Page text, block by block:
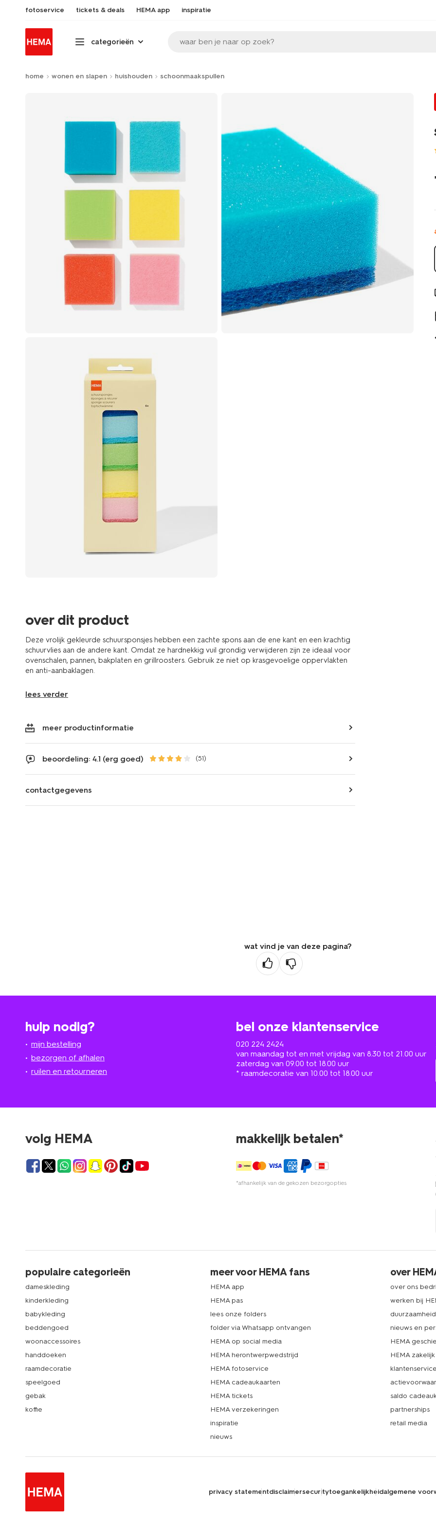
fotoservice tickets & deals HEMA app inspiratie
categorieën waar ben je naar op zoek?
home wonen en slapen huishouden schoonmaakspullen
over dit product
Deze vrolijk gekleurde schuursponsjes hebben een zachte spons aan de ene kant en een krachtig
schuurvlies aan de andere kant. Omdat ze hardnekkig vuil grondig verwijderen zijn ze ideaal voor
ovenschalen, pannen, bakplaten en grillroosters. Gebruik ze niet op krasgevoelige oppervlakten
en anti-aanbaklagen.
lees verder
meer productinformatie
beoordeling: 4.1 (erg goed) (51)
contactgegevens
wat vind je van deze pagina?
hulp nodig?
mijn bestelling
bezorgen of afhalen
ruilen en retourneren
bel onze klantenservice
020 224 2424
van maandag tot en met vrijdag van 8.30 tot 21.00 uur
zaterdag van 09.00 tot 18.00 uur
* raamdecoratie van 10.00 tot 18.00 uur
volg HEMA makkelijk betalen*
*afhankelijk van de gekozen bezorgopties
populaire categorieën
dameskleding
kinderkleding
babykleding
beddengoed
woonaccessoires
handdoeken
raamdecoratie
speelgoed
gebak
koffie
meer voor HEMA fans
HEMA app
HEMA pas
lees onze folders
folder via Whatsapp ontvangen
HEMA op social media
HEMA herontwerpwedstrijd
HEMA fotoservice
HEMA cadeaukaarten
HEMA tickets
HEMA verzekeringen
inspiratie
nieuws
over
over ons
werken bij
duurzaamheid
nieuws en
HEMA
HEMA zakelijk
klantenservice
saldo
partnerships
retail media
privacy statementdisclaimersecuritytoegankelijkheidalgemene